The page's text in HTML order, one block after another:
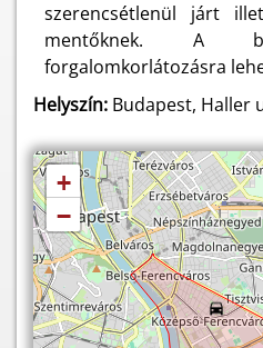
szerencsétlenül járt
mentőknek. A
forgalomkorlátozásra
Helyszín: Budapest, Haller
+
−